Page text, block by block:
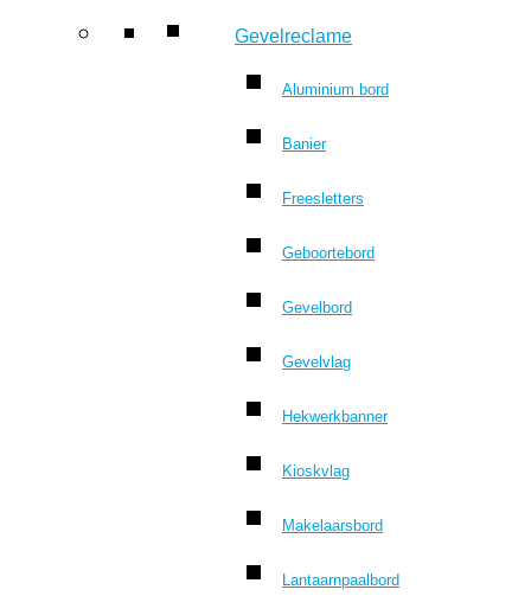
Gevelreclame
Aluminium bord
Banier
Freesletters
Geboortebord
Gevelbord
Gevelvlag
Hekwerkbanner
Kioskvlag
Makelaarsbord
Lantaarnpaalbord